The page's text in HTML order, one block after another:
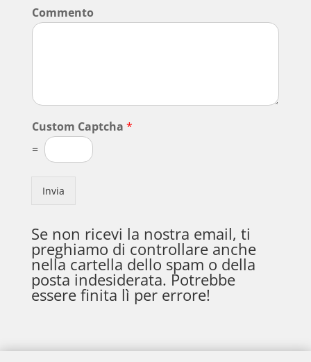
Commento
Custom Captcha *
=
Invia
Se non ricevi la nostra email, ti
preghiamo di controllare anche
nella cartella dello spam o della
posta indesiderata. Potrebbe
essere finita lì per errore!